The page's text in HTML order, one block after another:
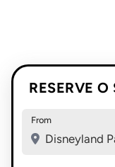
direta que se
e orçamento
RESERVE O
From
Disneyland